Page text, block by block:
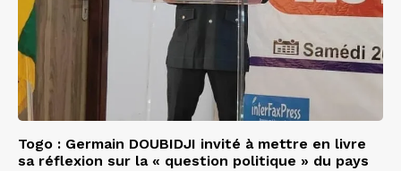
Togo : Germain DOUBIDJI invité à mettre en livre
sa réflexion sur la « question politique » du pays